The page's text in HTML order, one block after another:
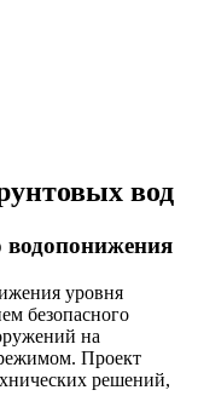
вод
водопонижения
уровня
безопасного
на
Проект
решений,